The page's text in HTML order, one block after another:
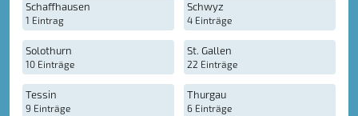
Schaffhausen
1 Eintrag
Schwyz
4 Einträge
Solothurn
10 Einträge
St. Gallen
22 Einträge
Tessin
9 Einträge
Thurgau
6 Einträge